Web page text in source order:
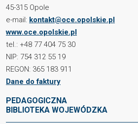
45-315 Opole
e-mail: kontakt@oce.opolskie.pl
www.oce.opolskie.pl
tel.: +48 77 404 75 30
NIP: 754 312 55 19
REGON: 365 183 911
Dane do faktury
PEDAGOGICZNA
BIBLIOTEKA WOJEWÓDZKA